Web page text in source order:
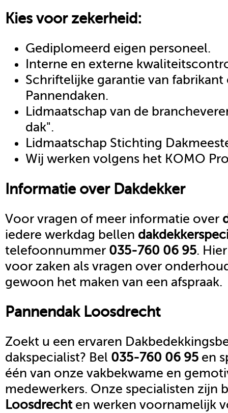
Kies voor zekerheid:
Gediplomeerd eigen personeel.
Interne en externe
Schriftelijke garantie van fabrikant
Pannendaken.
Lidmaatschap van de
dak".
Lidmaatschap Stichting
Wij werken volgens het KOMO
Informatie over Dakdekker
Voor vragen of meer informatie over
iedere werkdag bellen dakdekker
telefoonnummer 035-760 06 95.
voor zaken als vragen over
gewoon het maken van een afspraak.
Pannendak Loosdrecht
Zoekt u een ervaren
dakspecialist? Bel 035-760 06 95 en
één van onze vakbekwame en
medewerkers. Onze specialisten zijn
Loosdrechten werken voornamelijk